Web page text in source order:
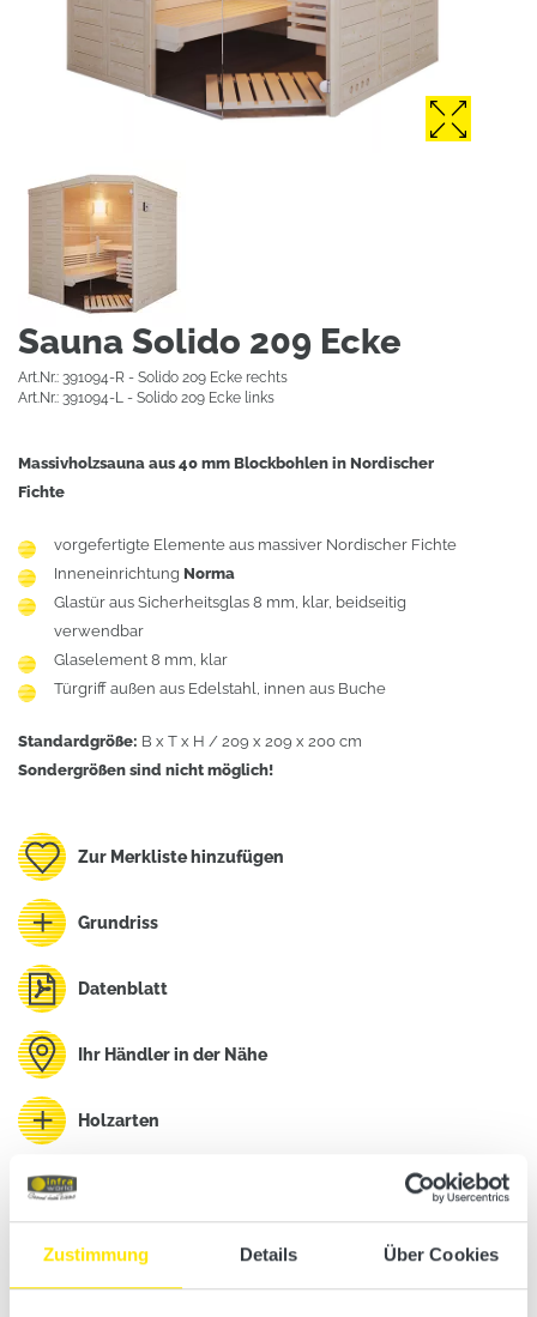
Zustimmung Details Über Cookies
Sauna Solido 209 Ecke
Art.Nr.: 391094-R - Solido 209 Ecke rechts
Art.Nr.: 391094-L - Solido 209 Ecke links
Massivholzsauna aus 40 mm Blockbohlen in Nordischer
Fichte
vorgefertigte Elemente aus massiver Nordischer Fichte
Inneneinrichtung Norma
Glastür aus Sicherheitsglas 8 mm, klar, beidseitig
verwendbar
Glaselement 8 mm, klar
Türgriff außen aus Edelstahl, innen aus Buche
Standardgröße: B x T x H / 209 x 209 x 200 cm
Sondergrößen sind nicht möglich!
Zur Merkliste hinzufügen
Grundriss
Datenblatt
Ihr Händler in der Nähe
Holzarten